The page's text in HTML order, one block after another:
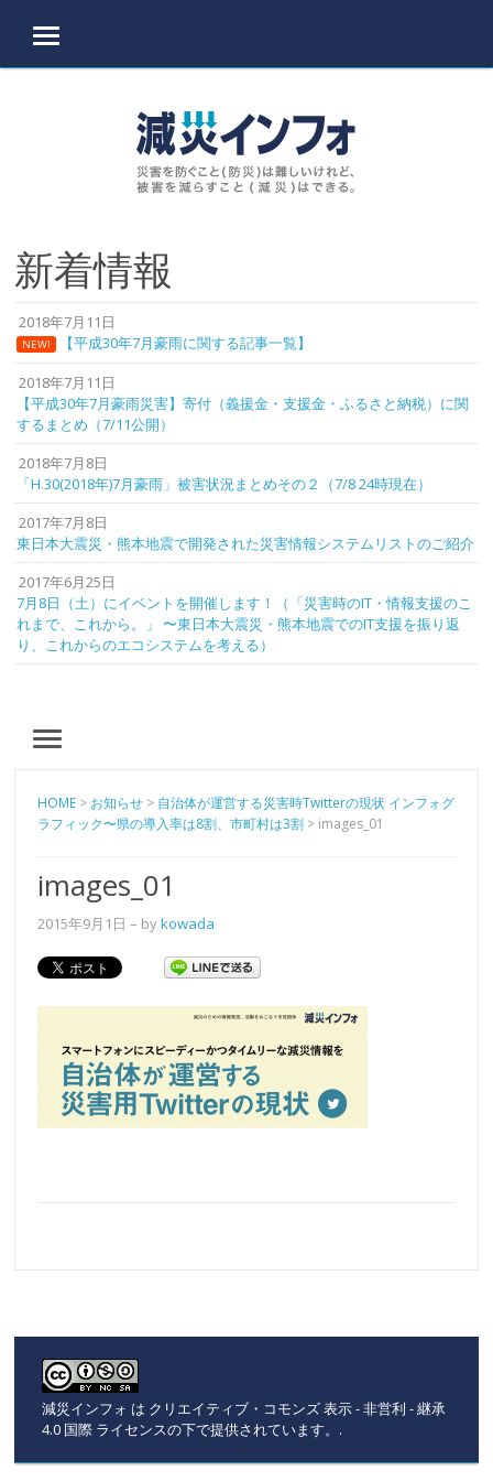
MENU
新着情報
2018年7月11日
NEW! 【平成30年7月豪雨に関する記事一覧】
2018年7月11日
【平成30年7月豪雨災害】寄付（義援金・支援金・ふるさと納税）に関
するまとめ（7/11公開）
2018年7月8日
「H.30(2018年)7月豪雨」被害状況まとめその２（7/8 24時現在）
2017年7月8日
東日本大震災・熊本地震で開発された災害情報システムリストのご紹介
2017年6月25日
7月8日（土）にイベントを開催します！（「災害時のIT・情報支援のこ
れまで、これから。」 〜東日本大震災・熊本地震でのIT支援を振り返
り、これからのエコシステムを考える）
MENU
HOME > お知らせ > 自治体が運営する災害時Twitterの現状 インフォグ
ラフィック〜県の導入率は8割、市町村は3割 > images_01
images_01
2015年9月1日 – bykowada
減災インフォ は クリエイティブ・コモンズ 表示 - 非営利 - 継承
4.0 国際 ライセンスの下で提供されています。 .